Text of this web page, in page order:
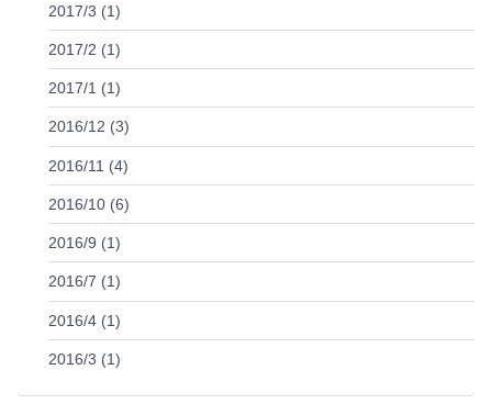
2017/3 (1)
2017/2 (1)
2017/1 (1)
2016/12 (3)
2016/11 (4)
2016/10 (6)
2016/9 (1)
2016/7 (1)
2016/4 (1)
2016/3 (1)